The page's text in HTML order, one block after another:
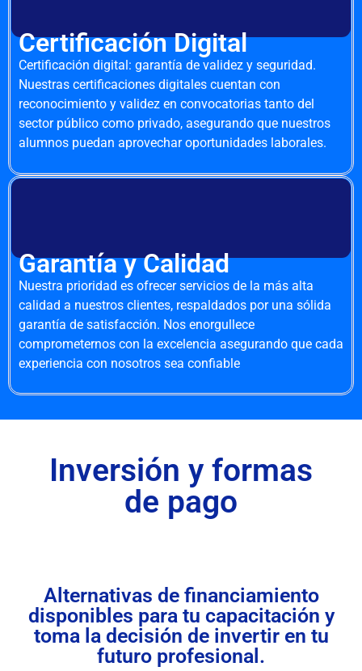
Certificación Digital
Certificación digital: garantía de validez y seguridad.
Nuestras certificaciones digitales cuentan con
reconocimiento y validez en convocatorias tanto del
sector público como privado, asegurando que nuestros
alumnos puedan aprovechar oportunidades laborales.
Garantía y Calidad
Nuestra prioridad es ofrecer servicios de la más alta
calidad a nuestros clientes, respaldados por una sólida
garantía de satisfacción. Nos enorgullece
comprometernos con la excelencia asegurando que cada
experiencia con nosotros sea confiable
Inversión y formas
de pago
Alternativas de financiamiento
disponibles para tu capacitación y
toma la decisión de invertir en tu
futuro profesional.